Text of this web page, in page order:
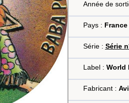
Année de
Pays : France
Série : Série
Label : World
Fabricant :